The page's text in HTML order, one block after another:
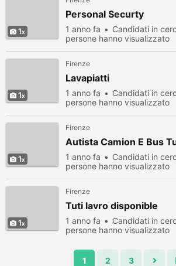
1
Personal Securty
1 anno fa Candidati in
persone hanno visualizzato
1
Firenze
Lavapiatti
1 anno fa Candidati in
persone hanno visualizzato
1
Firenze
Autista Camion E Bus
1 anno fa Candidati in
persone hanno visualizzato
1
Firenze
Tuti lavro disponible
1 anno fa Candidati in
persone hanno visualizzato
1 2 3